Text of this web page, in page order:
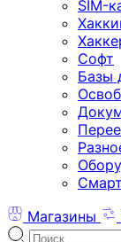
SIM-
Софт
Базы
Магазины